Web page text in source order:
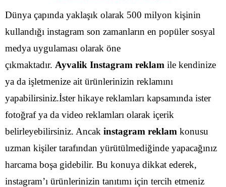
Dünya çapında yaklaşık olarak 500 milyon kişinin
kullandığı instagram son zamanların en popüler sosyal
medya uygulaması olarak öne
çıkmaktadır. Ayvalik Instagram reklam ile kendinize
ya da işletmenize ait ürünlerinizin reklamını
yapabilirsiniz.İster hikaye reklamları kapsamında ister
fotoğraf ya da video reklamları olarak içerik
belirleyebilirsiniz. Ancak instagram reklam konusu
uzman kişiler tarafından yürütülmediğinde yapacağınız
harcama boşa gidebilir. Bu konuya dikkat ederek,
instagram’ı ürünlerinizin tanıtımı için tercih etmeniz